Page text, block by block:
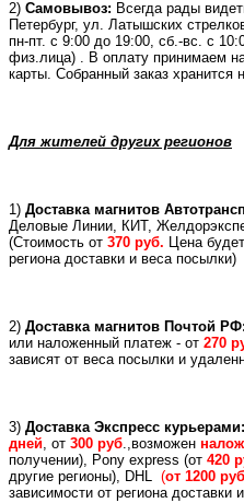
2) Самовывоз: Всегда рады
Петербург, ул. Латышских
пн-пт. с 9:00 до 19:00, сб.-вс. с
физ.лица) . В оплату принимаем
карты. Собранный заказ хранится
Для жителей других регионов
1) Доставка магнитов
Деловые Линии, КИТ,
(Стоимость от 370 руб. Цена
региона доставки и веса посылки)
2) Доставка магнитов Почтой РФ:
или наложенный платеж - от 270
зависят от веса посылки и
3) Доставка Экспресс курьерами:
дней, от 300 руб.,возможен
получении), Pony express (от 420
другие регионы), DHL (от 1200
зависимости от региона доставки